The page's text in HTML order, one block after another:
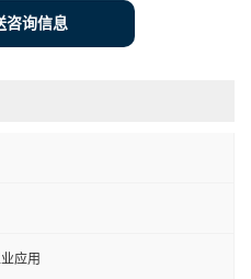
咨询信息
应用